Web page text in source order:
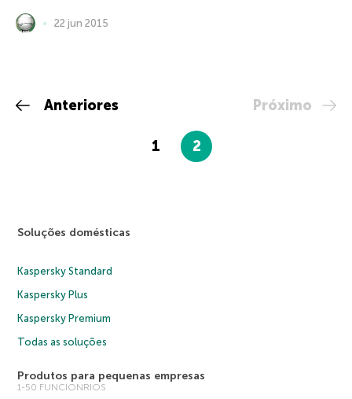
22 jun 2015
Anteriores
1 2
Próximo
Soluções domésticas
Kaspersky Standard
Kaspersky Plus
Kaspersky Premium
Todas as soluções
Produtos para pequenas empresas
1-50 FUNCIONRIOS